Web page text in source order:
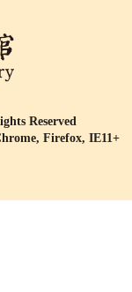
Reserved
Firefox, IE11+